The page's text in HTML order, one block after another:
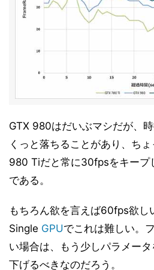
GTX 980はだいぶマシだが、
くっと落ちることがあり、ち
980 Tiだと常に30fpsをキープ
である。
もちろん欲を言えば60fps欲し
Single GPUでこれは難しい。
い場合は、もう少しパラメー
下げるべきなのだろう。